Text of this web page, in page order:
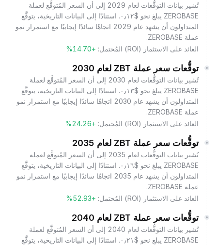
تُشير بيانات التوقُّعات لعام 2029 إلى أن السعر المُتوقَّع لعملة
ZEROBASE يبلغ نحو $٠٫١٢. استنادًا إلى البيانات التاريخية، يتوقَّع
المتداولون أن يشهد عام 2029 اتجاهًا سائدًا إيجابيًا مع استمرار نمو
عملة ZEROBASE.
العائد على الاستثمار (ROI) المُحتمل:
+14.70%
توقُّعات سعر عملة ZBT لعام 2030
تُشير بيانات التوقُّعات لعام 2030 إلى أن السعر المُتوقَّع لعملة
ZEROBASE يبلغ نحو $٠٫١٣. استنادًا إلى البيانات التاريخية، يتوقَّع
المتداولون أن يشهد عام 2030 اتجاهًا سائدًا إيجابيًا مع استمرار نمو
عملة ZEROBASE.
العائد على الاستثمار (ROI) المُحتمل:
+24.26%
توقُّعات سعر عملة ZBT لعام 2035
تُشير بيانات التوقُّعات لعام 2035 إلى أن السعر المُتوقَّع لعملة
ZEROBASE يبلغ نحو $٠٫١٦. استنادًا إلى البيانات التاريخية، يتوقَّع
المتداولون أن يشهد عام 2035 اتجاهًا سائدًا إيجابيًا مع استمرار نمو
عملة ZEROBASE.
العائد على الاستثمار (ROI) المُحتمل:
+52.93%
توقُّعات سعر عملة ZBT لعام 2040
تُشير بيانات التوقُّعات لعام 2040 إلى أن السعر المُتوقَّع لعملة
ZEROBASE يبلغ نحو $٠٫٢١. استنادًا إلى البيانات التاريخية، يتوقَّع